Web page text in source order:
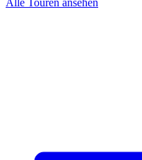
Alle Touren ansehen